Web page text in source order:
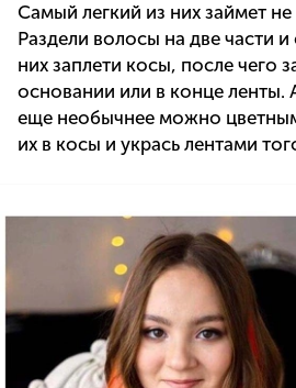
Самый легкий из них займет
Раздели волосы на две части
них заплети косы, после чего
основании или в конце ленты.
еще необычнее можно
их в косы и укрась лентами